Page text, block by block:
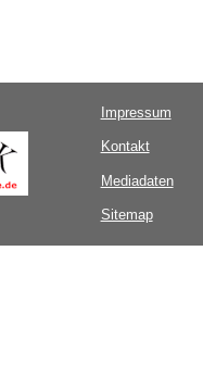
Impressum
Kontakt
Mediadaten
Sitemap